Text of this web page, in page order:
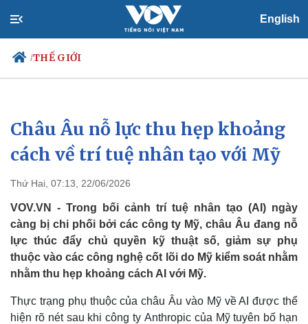
English
/THẾ GIỚI
Chính trị
Đảng
Tổ chức nhân sự
Nhận diện sự thật
Xã hội
Tin 24h
Dự báo thời tiết
Việc làm
Biển đảo
Châu Âu nỗ lực thu hẹp khoảng
cách về trí tuệ nhân tạo với Mỹ
Thứ Hai, 07:13, 22/06/2026
VOV.VN - Trong bối cảnh trí tuệ nhân tạo (AI) ngày
càng bị chi phối bởi các công ty Mỹ, châu Âu đang nỗ
lực thúc đẩy chủ quyền kỹ thuật số, giảm sự phụ
thuộc vào các công nghệ cốt lõi do Mỹ kiểm soát nhằm
nhằm thu hẹp khoảng cách AI với Mỹ.
Thực trạng phụ thuộc của châu Âu vào Mỹ về AI được thể
hiện rõ nét sau khi công ty Anthropic của Mỹ tuyên bố hạn